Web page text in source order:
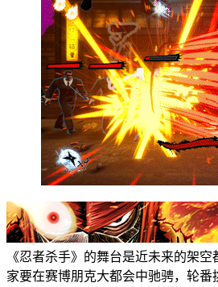
《忍者杀手》的舞台是近未来的架
家要在赛博朋克大都会中驰骋，轮番